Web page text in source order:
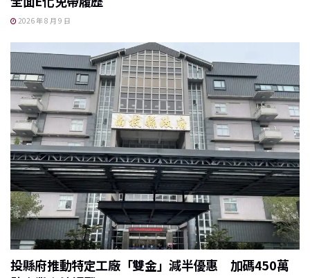
2026 年 8 月 9 日
投縣府推動特定工廠「雙金」減半優惠 加碼450萬